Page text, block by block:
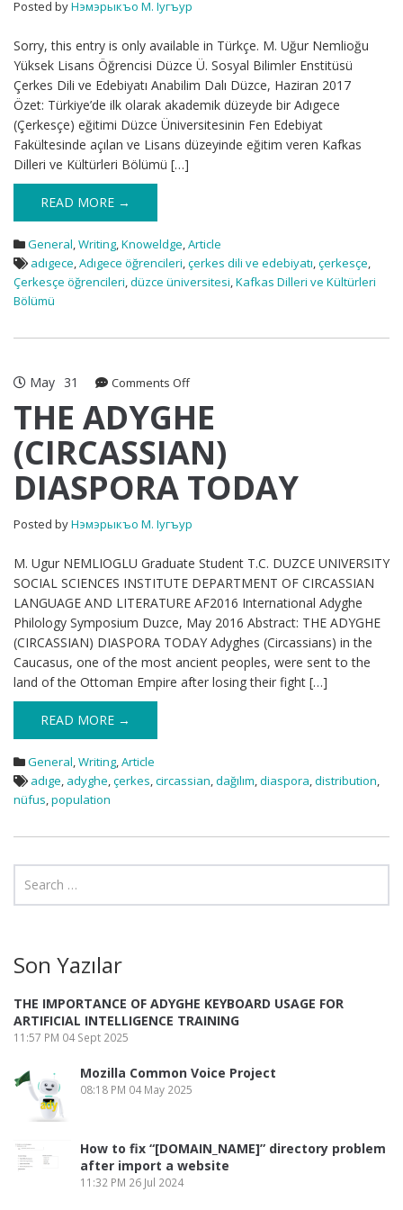
ANABİLİM
Posted byНэмэрыкъо М. Iугъур
Sorry, this entry is only available in Türkçe. M. Uğur Nemlioğu
Yüksek Lisans Öğrencisi Düzce Ü. Sosyal Bilimler Enstitüsü
Çerkes Dili ve Edebiyatı Anabilim Dalı Düzce, Haziran 2017
Özet: Türkiye’de ilk olarak akademik düzeyde bir Adıgece
(Çerkesçe) eğitimi Düzce Üniversitesinin Fen Edebiyat
Fakültesinde açılan ve Lisans düzeyinde eğitim veren Kafkas
Dilleri ve Kültürleri Bölümü […]
READ MORE →
General,Writing,Knoweldge,Article
adıgece,Adıgece öğrencileri,çerkes dili ve edebiyatı,çerkesçe,
Çerkesçe öğrencileri,düzce üniversitesi,Kafkas Dilleri ve Kültürleri
Bölümü
May 31 Comments Offon
ADYGHE
(CIRCASSIAN)
DIASPORA
TODAY
THE ADYGHE
(CIRCASSIAN)
DIASPORA TODAY
Posted byНэмэрыкъо М. Iугъур
M. Ugur NEMLIOGLU Graduate Student T.C. DUZCE UNIVERSITY
SOCIAL SCIENCES INSTITUTE DEPARTMENT OF CIRCASSIAN
LANGUAGE AND LITERATURE AF2016 International Adyghe
Philology Symposium Duzce, May 2016 Abstract: THE ADYGHE
(CIRCASSIAN) DIASPORA TODAY Adyghes (Circassians) in the
Caucasus, one of the most ancient peoples, were sent to the
land of the Ottoman Empire after losing their fight […]
READ MORE →
General,Writing,Article
adıge, adyghe,çerkes,circassian,dağılım,diaspora,distribution,
nüfus,population
Son Yazılar
THE IMPORTANCE OF ADYGHE KEYBOARD USAGE FOR
ARTIFICIAL INTELLIGENCE TRAINING
11:57 PM 04 Sept 2025
Mozilla Common Voice Project
08:18 PM 04 May 2025
How to fix “[DOMAIN_NAME]” directory problem
after import a website
11:32 PM 26 Jul 2024